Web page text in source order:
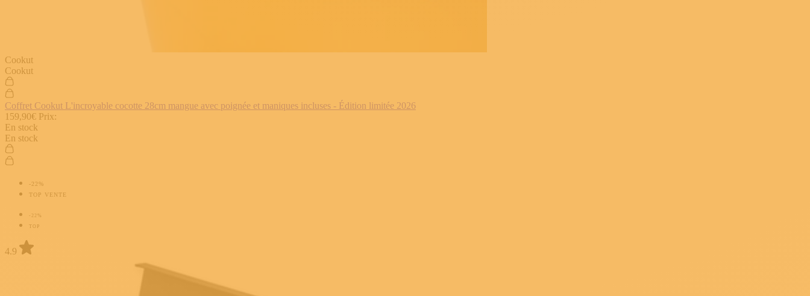
Cookut
Cookut
Coffret Cookut L'incroyable cocotte 28cm mangue avec poignée et maniques incluses - Édition limitée 2026
159,90€ Prix:
En stock
En stock
-22%
TOP VENTE
-22%
TOP
4.9